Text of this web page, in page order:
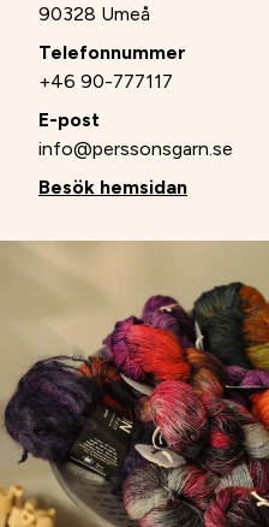
90328 Umeå
Telefonnummer
+46 90-777117
E-post
info@perssonsgarn.se
Besök hemsidan